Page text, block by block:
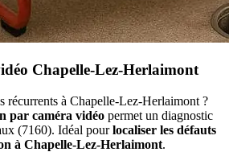
Chapelle-Lez-Herlaimont
récurrents à Chapelle-Lez-Herlaimont ?
par caméra vidéo permet un diagnostic
(7160). Idéal pourlocaliser les défauts
à Chapelle-Lez-Herlaimont.